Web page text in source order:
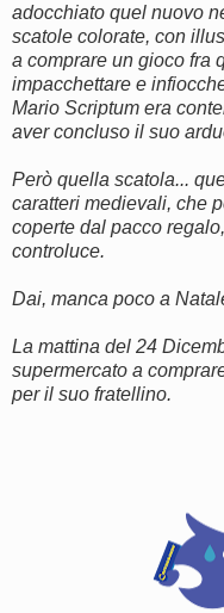
adocchiato quel nuovo
scatole colorate, con
a comprare un gioco fra
impacchettare e
Mario Scriptum era
aver concluso il suo
Però quella scatola...
caratteri medievali, che
coperte dal pacco
controluce.
Dai, manca poco a
La mattina del 24
supermercato a
per il suo fratellino.